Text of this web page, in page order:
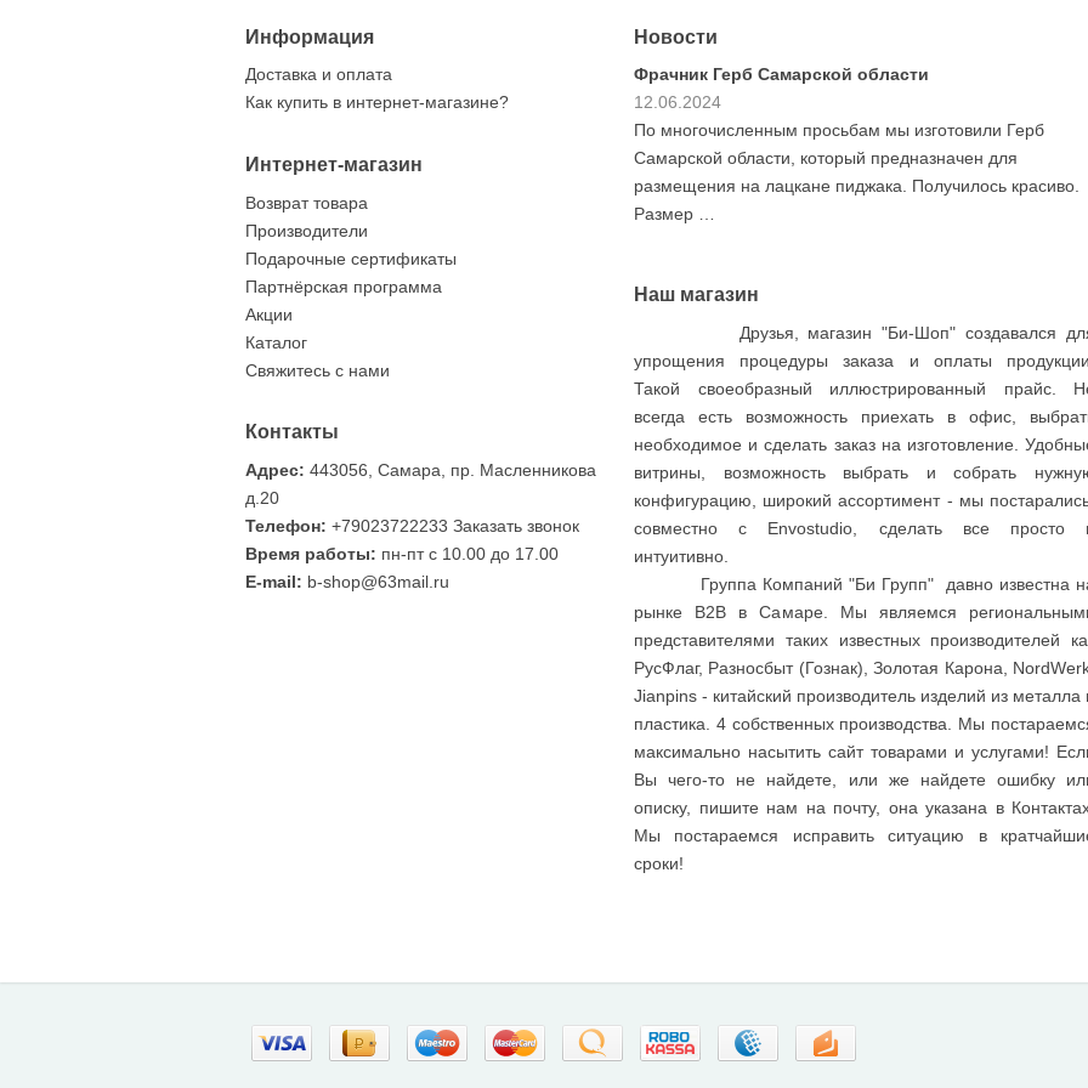
Информация
Доставка и оплата
Как купить в интернет-магазине?
Интернет-магазин
Возврат товара
Производители
Подарочные сертификаты
Партнёрская программа
Акции
Каталог
Свяжитесь с нами
Контакты
Адрес: 443056, Самара, пр. Масленникова
д.20
Телефон: +79023722233 Заказать звонок
Время работы: пн-пт с 10.00 до 17.00
E-mail: b-shop@63mail.ru
Новости
Фрачник Герб Самарской области
12.06.2024
По многочисленным просьбам мы изготовили Герб
Самарской области, который предназначен для
размещения на лацкане пиджака. Получилось красиво.
Акция ко Дню ПОБЕДЫ!
Как обычно весь апрель Вы
достаточными скидками!
наборы флагов по
Наш магазин
Друзья, магазин "Би-Шоп" создавался
упрощения процедуры заказа и оплаты продукции.
Такой своеобразный иллюстрированный прайс.
всегда есть возможность приехать в офис,
необходимое и сделать заказ на изготовление.
витрины, возможность выбрать и собрать
конфигурацию, широкий ассортимент - мы
совместно с Envostudio, сделать все просто
интуитивно.
Группа Компаний "Би Групп" давно известна
рынке B2B в Самаре. Мы являемся
представителями таких известных производителей
РусФлаг, Разносбыт (Гознак), Золотая Карона,
Jianpins - китайский производитель изделий из металла
пластика. 4 собственных производства. Мы
максимально насытить сайт товарами и услугами!
Вы чего-то не найдете, или же найдете ошибку
описку, пишите нам на почту, она указана в
Мы постараемся исправить ситуацию в
сроки!